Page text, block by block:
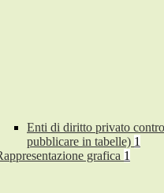
Enti di diritto privato
pubblicare in tabelle) 1
grafica 1